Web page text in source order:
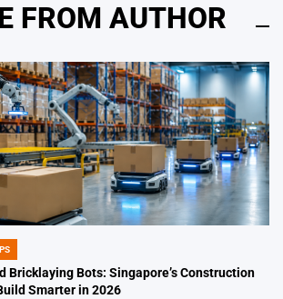
FROM AUTHOR
Bricklaying Bots: Singapore’s Construction
Smarter in 2026